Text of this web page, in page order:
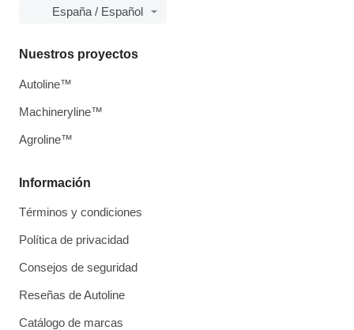
España / Español
Información
Términos y condiciones
Política de privacidad
Consejos de seguridad
Reseñas de Autoline
Catálogo de marcas
Nuestros proyectos
Autoline™
Machineryline™
Agroline™